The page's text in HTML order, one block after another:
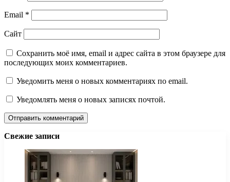
Email *
Сайт
Сохранить моё имя, email и адрес сайта в этом браузере для
последующих моих комментариев.
Уведомить меня о новых комментариях по email.
Уведомлять меня о новых записях почтой.
Свежие записи